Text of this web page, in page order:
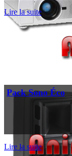
Lire la suite
Pack Sono Éco
Lire la suite